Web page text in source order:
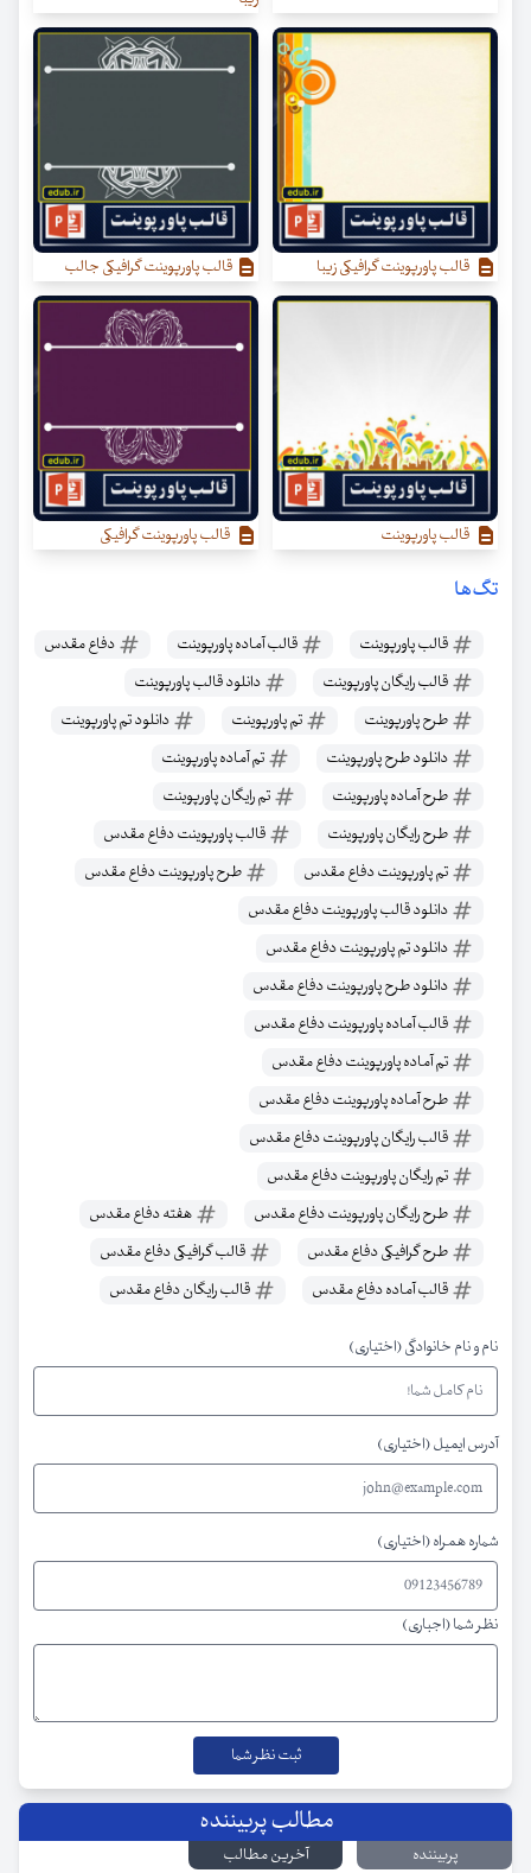
قالب پاورپوینت گرافیکی زیبا قالب پاورپوینت گرافیکی جالب
قالب پاورپوینت قالب پاورپوینت گرافیکی
تگ‌ها
قالب پاورپوینت قالب آماده پاورپوینت
دفاع مقدس
قالب رایگان پاورپوینت
دانلود قالب پاورپوینت
طرح پاورپوینت
تم پاورپوینت
دانلود تم پاورپوینت
دانلود طرح پاورپوینت
تم آماده پاورپوینت
طرح آماده پاورپوینت
تم رایگان پاورپوینت
طرح رایگان پاورپوینت
قالب پاورپوینت دفاع مقدس
تم پاورپوینت دفاع مقدس
طرح پاورپوینت دفاع مقدس
دانلود قالب پاورپوینت دفاع مقدس
دانلود تم پاورپوینت دفاع مقدس
دانلود طرح پاورپوینت دفاع مقدس
قالب آماده پاورپوینت دفاع مقدس
تم آماده پاورپوینت دفاع مقدس
طرح آماده پاورپوینت دفاع مقدس
قالب رایگان پاورپوینت دفاع مقدس
تم رایگان پاورپوینت دفاع مقدس
طرح رایگان پاورپوینت دفاع مقدس
هفته دفاع مقدس
طرح گرافیکی دفاع مقدس
قالب گرافیکی دفاع مقدس
قالب آماده دفاع مقدس
قالب رایگان دفاع مقدس
نام و نام خانوادگی (اختیاری)
آدرس ایمیل (اختیاری)
شماره همراه (اختیاری)
نظر شما (اجباری)
مطالب پربیننده
پربیننده
آخرین مطالب